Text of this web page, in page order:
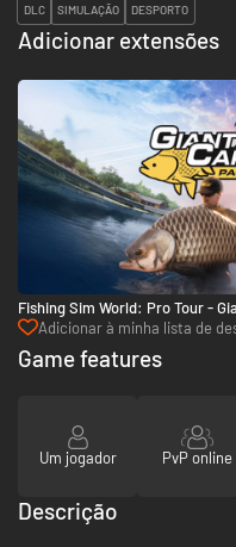
DLC SIMULAÇÃO DESPORTO
Adicionar extensões
Fishing Sim World: Pro Tour -
Carp Pack - PC (Steam)
Adicionar à minha lista de
Game features
Um jogador PvP online
Descrição